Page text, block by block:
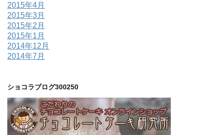
2015年4月
2015年3月
2015年2月
2015年1月
2014年12月
2014年7月
ショコラブログ300250